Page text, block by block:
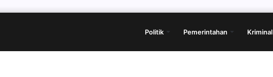
Politik Pemerintahan Kriminal